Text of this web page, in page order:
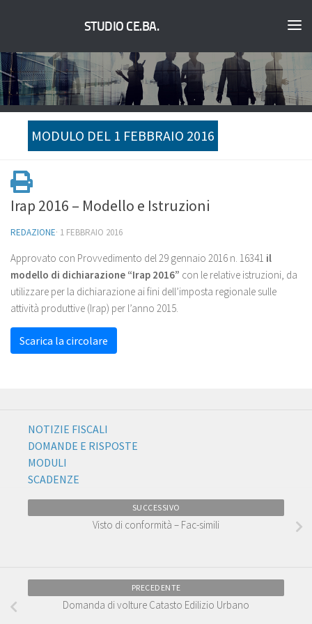
STUDIO CE.BA.
MODULO DEL 1 FEBBRAIO 2016
Irap 2016 – Modello e Istruzioni
REDAZIONE· 1 FEBBRAIO 2016
Approvato con Provvedimento del 29 gennaio 2016 n. 16341 il
modello di dichiarazione “Irap 2016” con le relative istruzioni, da
utilizzare per la dichiarazione ai fini dell’imposta regionale sulle
attività produttive (Irap) per l’anno 2015.
Scarica la circolare
NOTIZIE FISCALI
DOMANDE E RISPOSTE
MODULI
SCADENZE
SUCCESSIVO
Visto di conformità – Fac-simili
PRECEDENTE
Domanda di volture Catasto Edilizio Urbano